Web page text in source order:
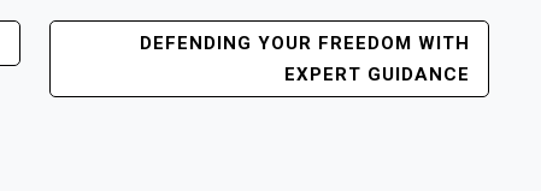
DEFENDING YOUR FREEDOM WITH
EXPERT GUIDANCE